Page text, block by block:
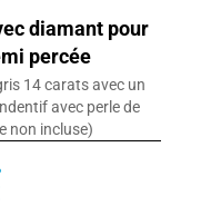
diamant pour
percée
14 carats avec un
avec perle de
non incluse)